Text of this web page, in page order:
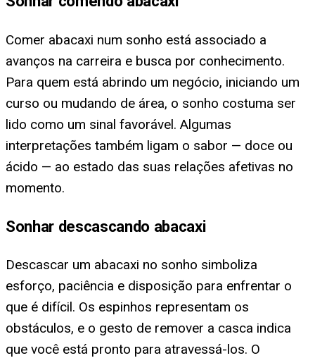
Comer abacaxi num sonho está associado a
avanços na carreira e busca por conhecimento.
Para quem está abrindo um negócio, iniciando um
curso ou mudando de área, o sonho costuma ser
lido como um sinal favorável. Algumas
interpretações também ligam o sabor — doce ou
ácido — ao estado das suas relações afetivas no
momento.
Sonhar descascando abacaxi
Descascar um abacaxi no sonho simboliza
esforço, paciência e disposição para enfrentar o
que é difícil. Os espinhos representam os
obstáculos, e o gesto de remover a casca indica
que você está pronto para atravessá-los. O